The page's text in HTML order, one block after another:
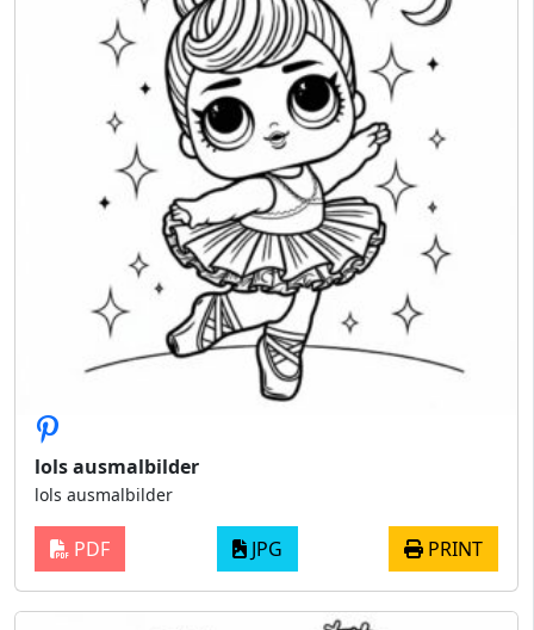
lols ausmalbilder
lols ausmalbilder
PDF JPG PRINT